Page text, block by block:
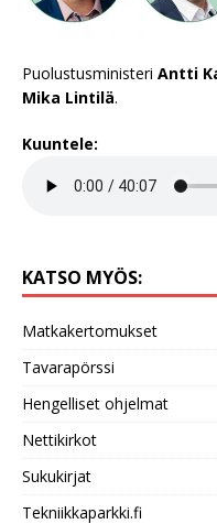
Puolustusministeri Antti
Mika Lintilä.
Kuuntele:
KATSO MYÖS:
Matkakertomukset
Tavarapörssi
Hengelliset ohjelmat
Nettikirkot
Sukukirjat
Tekniikkaparkki.fi